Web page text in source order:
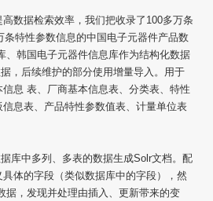
数据检索效率，我们把收录了100多万条
条特性参数信息的中国电子元器件产品数
、韩国电子元器件信息库作为结构化数据
，后续维护的部分使用增量导入。用于
息 表、厂商基本信息表、分类表、特性
息表、产品特性参数值表、计量单位表
库中多列、多表的数据生成Solr文档。配
体的字段（类似数据库中的字段），然
据，发现并处理由插入、更新带来的变